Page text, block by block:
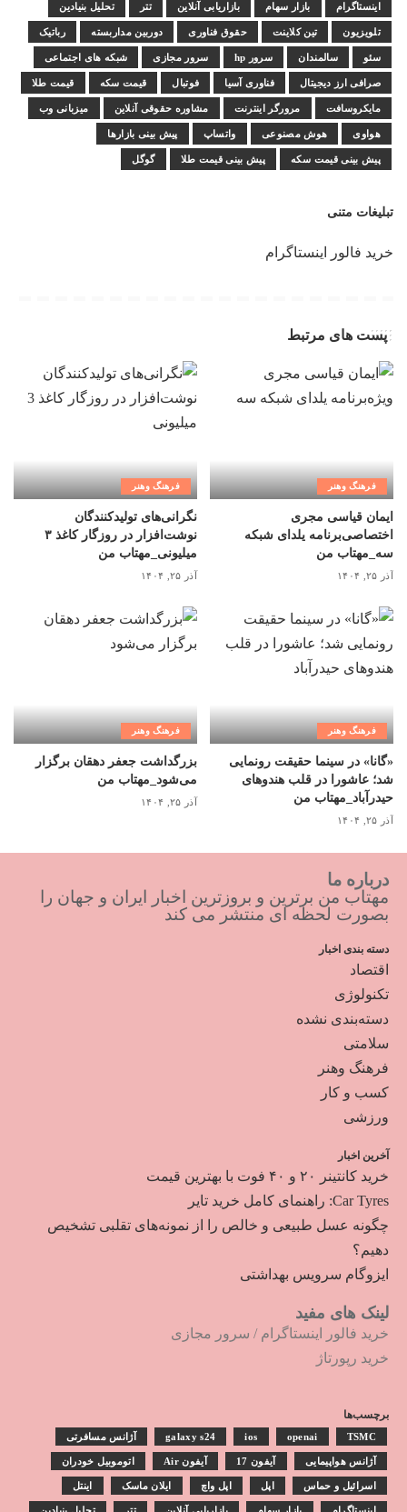
اینستاگرام بازار سهام بازاریابی آنلاین تتر تحلیل بنیادین
تلویزیون تین کلاینت حقوق فناوری دوربین مداربسته رباتیک
سئو سالمندان سرور hp سرور مجازی شبکه های اجتماعی
صرافی ارز دیجیتال فناوری آسیا فوتبال قیمت سکه قیمت طلا
مایکروسافت مرورگر اینترنت مشاوره حقوقی آنلاین میزبانی وب
هواوی هوش مصنوعی واتساپ پیش بینی بازارها
پیش بینی قیمت سکه پیش بینی قیمت طلا گوگل
تبلیغات متنی
خرید فالور اینستاگرام
پست های مرتبط
فرهنگ وهنر
ایمان قیاسی مجری
اختصاصی‌برنامه یلدای شبکه
سه_مهتاب من
آذر ۲۵, ۱۴۰۴
فرهنگ وهنر
نگرانی‌های تولیدکنندگان
نوشت‌افزار در روزگار کاغذ ۳
میلیونی_مهتاب من
آذر ۲۵, ۱۴۰۴
فرهنگ وهنر
«گانا» در سینما حقیقت رونمایی
شد؛ عاشورا در قلب هندوهای
حیدرآباد_مهتاب من
آذر ۲۵, ۱۴۰۴
فرهنگ وهنر
بزرگداشت جعفر دهقان برگزار
می‌شود_مهتاب من
آذر ۲۵, ۱۴۰۴
درباره ما
مهتاب من برترین و بروزترین اخبار ایران و جهان را
بصورت لحظه ای منتشر می کند
دسته بندی اخبار
اقتصاد
تکنولوژی
دسته‌بندی نشده
سلامتی
فرهنگ وهنر
کسب و کار
ورزشی
آخرین اخبار
خرید کانتینر ۲۰ و ۴۰ فوت با بهترین قیمت
Car Tyres: راهنمای کامل خرید تایر
چگونه عسل طبیعی و خالص را از نمونه‌های تقلبی تشخیص
دهیم؟
ایزوگام سرویس بهداشتی
لینک های مفید
خرید فالور اینستاگرام / سرور مجازی
خرید رپورتاژ
برچسب‌ها
galaxy s24 ios openai TSMC آژانس مسافرتی
آژانس هواپیمایی آیفون 17 آیفون Air اتوموبیل خودران
اسرائیل و حماس اپل اپل واچ ایلان ماسک اینتل